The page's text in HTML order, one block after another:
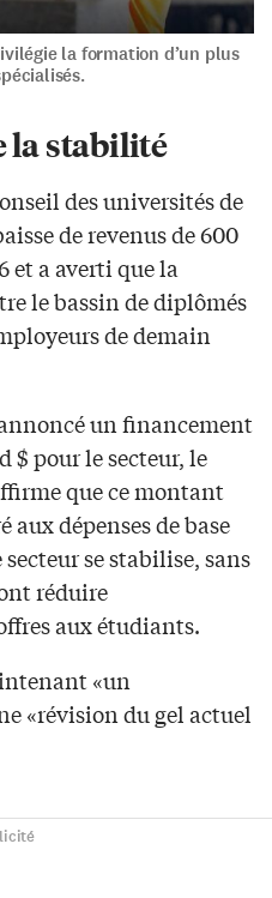
la formation d’un plus
la stabilité
des universités de
de revenus de 600
et a averti que la
le bassin de diplômés
de demain
un financement
$ pour le secteur, le
que ce montant
dépenses de base
se stabilise, sans
réduire
aux étudiants.
«un
«révision du gel actuel